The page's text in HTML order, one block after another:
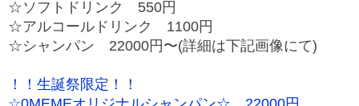
☆ソフトドリンク 550円
☆アルコールドリンク 1100円
☆シャンパン 22000円〜(詳細は下記画像にて)
！！生誕祭限定！！